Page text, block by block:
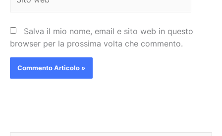
web
Salva il mio nome, email e sito web in questo
browser per la prossima volta che commento.